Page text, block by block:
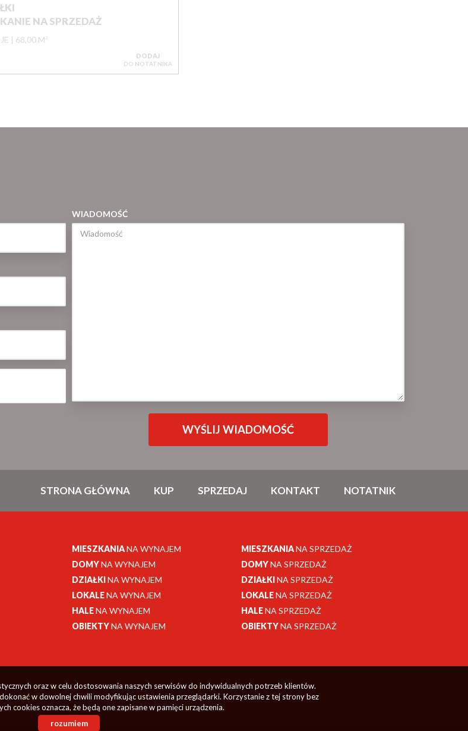
NA SPRZEDAŻ
68,00 M²
DODAJ
DO NOTATNIKA
WIADOMOŚĆ
STRONA GŁÓWNA KUP SPRZEDAJ KONTAKT NOTATNIK
MIESZKANIANA WYNAJEM
DOMYNA WYNAJEM
DZIAŁKINA WYNAJEM
LOKALENA WYNAJEM
HALENA WYNAJEM
OBIEKTYNA WYNAJEM
MIESZKANIANA SPRZEDAŻ
DOMYNA SPRZEDAŻ
DZIAŁKINA SPRZEDAŻ
LOKALENA SPRZEDAŻ
HALENA SPRZEDAŻ
OBIEKTYNA SPRZEDAŻ
oraz w celu dostosowania naszych serwisów do indywidualnych potrzeb klientów.
w dowolnej chwili modyfikując ustawienia przeglądarki. Korzystanie z tej strony bez
cookies oznacza, że będą one zapisane w pamięci urządzenia.
rozumiem